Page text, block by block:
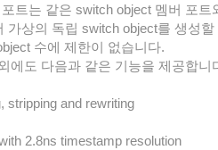
트는 같은 switch object 멤버 포
가상의 독립 switch object를 생성
수에 제한이 없습니다.
에도 다음과 같은 기능을 제공합니
stripping and rewriting
2.8ns timestamp resolution